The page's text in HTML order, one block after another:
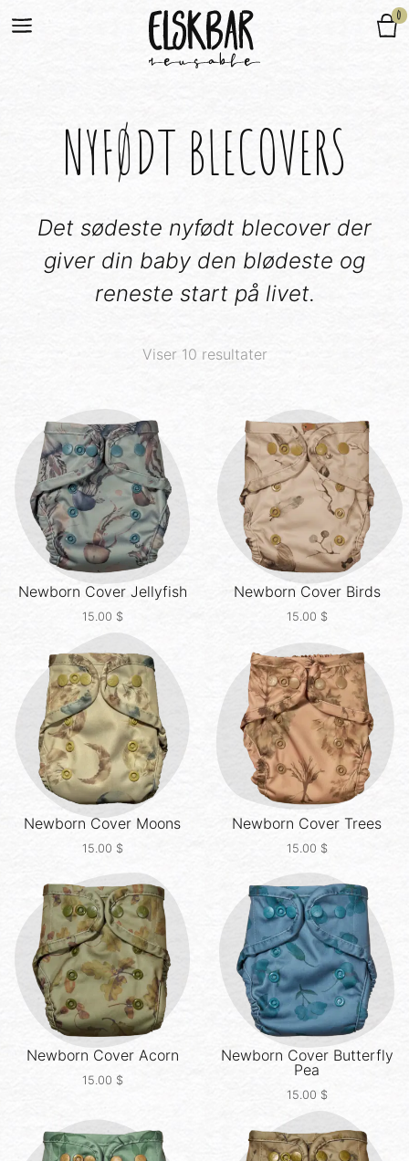
0
NYFØDT BLECOVERS
Det sødeste nyfødt blecover der
giver din baby den blødeste og
reneste start på livet.
Viser 10 resultater
Newborn Cover Jellyfish
15.00 $
Newborn Cover Birds
15.00 $
Newborn Cover Moons
15.00 $
Newborn Cover Trees
15.00 $
Newborn Cover Acorn
15.00 $
Newborn Cover Butterfly
Pea
15.00 $